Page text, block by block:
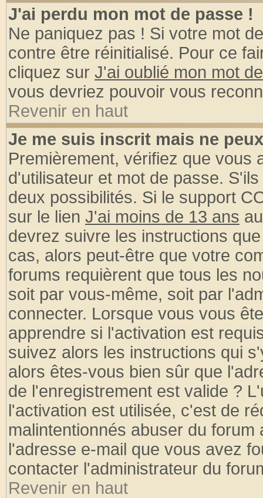
J'ai perdu mon mot de passe !
Ne paniquez pas ! Si votre mot
contre être réinitialisé. Pour ce
cliquez sur J'ai oublié mon mot
vous devriez pouvoir vous
Revenir en haut
Je me suis inscrit mais ne
Premièrement, vérifiez que vous
d'utilisateur et mot de passe.
deux possibilités. Si le support
sur le lien J'ai moins de 13 ans
devrez suivre les instructions
cas, alors peut-être que votre
forums requièrent que tous les
soit par vous-même, soit par
connecter. Lorsque vous vous
apprendre si l'activation est
suivez alors les instructions qui
alors êtes-vous bien sûr que
de l'enregistrement est valide ?
l'activation est utilisée, c'est de
malintentionnés abuser du
l'adresse e-mail que vous avez
contacter l'administrateur du
Revenir en haut